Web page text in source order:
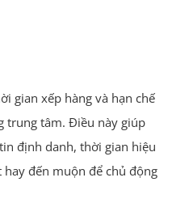
gian xếp hàng và hạn chế
trung tâm. Điều này giúp
định danh, thời gian hiệu
đến muộn để chủ động